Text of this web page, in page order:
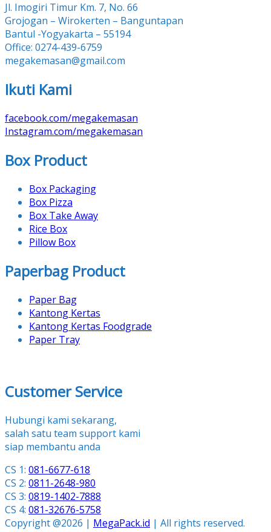
Jl. Imogiri Timur Km. 7, No. 66
Grojogan – Wirokerten – Banguntapan
Bantul -Yogyakarta – 55194
Office: 0274-439-6759
megakemasan@gmail.com
Ikuti Kami
facebook.com/megakemasan
Instagram.com/megakemasan
Box Product
Box Packaging
Box Pizza
Box Take Away
Rice Box
Pillow Box
Paperbag Product
Paper Bag
Kantong Kertas
Kantong Kertas Foodgrade
Paper Tray
Customer Service
Hubungi kami sekarang,
salah satu team support kami
siap membantu anda
CS 1: 081-6677-618
CS 2: 0811-2648-980
CS 3: 0819-1402-7888
CS 4: 081-32676-5758
Copyright @2026 | MegaPack.id | All rights reserved.